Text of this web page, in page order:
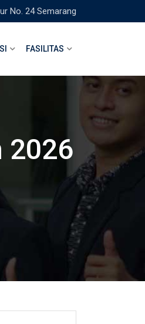
No. 24 Semarang
FASILITAS
2026